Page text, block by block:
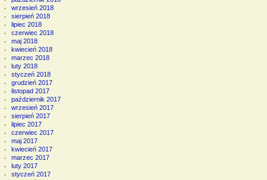
wrzesień 2018
sierpień 2018
lipiec 2018
czerwiec 2018
maj 2018
kwiecień 2018
marzec 2018
luty 2018
styczeń 2018
grudzień 2017
listopad 2017
październik 2017
wrzesień 2017
sierpień 2017
lipiec 2017
czerwiec 2017
maj 2017
kwiecień 2017
marzec 2017
luty 2017
styczeń 2017